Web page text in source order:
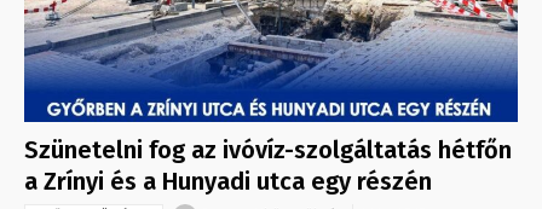
Szünetelni fog az ivóvíz-szolgáltatás hétfőn
a Zrínyi és a Hunyadi utca egy részén